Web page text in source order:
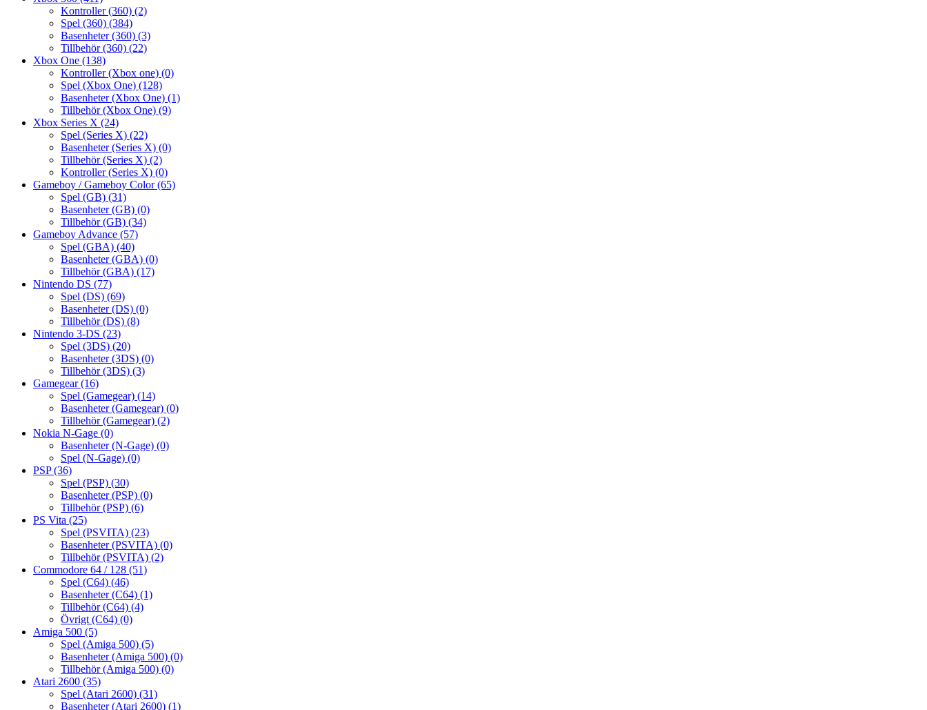
Kontroller (360) (2)
Spel (360) (384)
Basenheter (360) (3)
Tillbehör (360) (22)
Xbox One (138)
Kontroller (Xbox one) (0)
Spel (Xbox One) (128)
Basenheter (Xbox One) (1)
Tillbehör (Xbox One) (9)
Xbox Series X (24)
Spel (Series X) (22)
Basenheter (Series X) (0)
Tillbehör (Series X) (2)
Kontroller (Series X) (0)
Gameboy / Gameboy Color(65)
Spel (GB) (31)
Basenheter (GB) (0)
Tillbehör (GB) (34)
Gameboy Advance (57)
Spel (GBA) (40)
Basenheter (GBA) (0)
Tillbehör (GBA) (17)
Nintendo DS (77)
Spel (DS) (69)
Basenheter (DS) (0)
Tillbehör (DS) (8)
Nintendo 3-DS (23)
Spel (3DS) (20)
Basenheter (3DS) (0)
Tillbehör (3DS) (3)
Gamegear(16)
Spel (Gamegear) (14)
Basenheter (Gamegear) (0)
Tillbehör (Gamegear) (2)
Nokia N-Gage (0)
Basenheter (N-Gage) (0)
Spel (N-Gage) (0)
PSP(36)
Spel (PSP) (30)
Basenheter (PSP) (0)
Tillbehör (PSP) (6)
PS Vita (25)
Spel (PSVITA) (23)
Basenheter (PSVITA) (0)
Tillbehör (PSVITA) (2)
Commodore 64 / 128 (51)
Spel (C64) (46)
Basenheter (C64) (1)
Tillbehör (C64) (4)
Övrigt (C64) (0)
Amiga 500 (5)
Spel (Amiga 500) (5)
Basenheter (Amiga 500) (0)
Tillbehör (Amiga 500) (0)
Atari 2600 (35)
Spel (Atari 2600) (31)
Basenheter (Atari 2600) (1)